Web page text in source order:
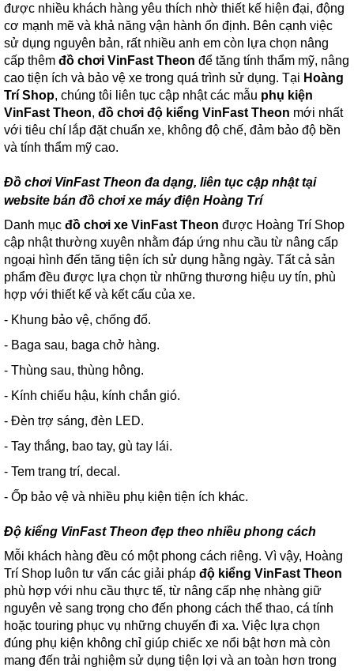
được nhiều khách hàng yêu thích nhờ thiết kế hiện đại, động
cơ mạnh mẽ và khả năng vận hành ổn định. Bên cạnh việc
sử dụng nguyên bản, rất nhiều anh em còn lựa chọn nâng
cấp thêm đồ chơi VinFast Theon để tăng tính thẩm mỹ, nâng
cao tiện ích và bảo vệ xe trong quá trình sử dụng. Tại Hoàng
Trí Shop, chúng tôi liên tục cập nhật các mẫu phụ kiện
VinFast Theon, đồ chơi độ kiểng VinFast Theon mới nhất
với tiêu chí lắp đặt chuẩn xe, không độ chế, đảm bảo độ bền
và tính thẩm mỹ cao.
Đồ chơi VinFast Theon đa dạng, liên tục cập nhật tại
website bán đồ chơi xe máy điện Hoàng Trí
Danh mục đồ chơi xe VinFast Theon được Hoàng Trí Shop
cập nhật thường xuyên nhằm đáp ứng nhu cầu từ nâng cấp
ngoại hình đến tăng tiện ích sử dụng hằng ngày. Tất cả sản
phẩm đều được lựa chọn từ những thương hiệu uy tín, phù
hợp với thiết kế và kết cấu của xe.
- Khung bảo vệ, chống đổ.
- Baga sau, baga chở hàng.
- Thùng sau, thùng hông.
- Kính chiếu hậu, kính chắn gió.
- Đèn trợ sáng, đèn LED.
- Tay thắng, bao tay, gù tay lái.
- Tem trang trí, decal.
- Ốp bảo vệ và nhiều phụ kiện tiện ích khác.
Độ kiểng VinFast Theon đẹp theo nhiều phong cách
Mỗi khách hàng đều có một phong cách riêng. Vì vậy, Hoàng
Trí Shop luôn tư vấn các giải pháp độ kiểng VinFast Theon
phù hợp với nhu cầu thực tế, từ nâng cấp nhẹ nhàng giữ
nguyên vẻ sang trọng cho đến phong cách thể thao, cá tính
hoặc touring phục vụ những chuyến đi xa. Việc lựa chọn
đúng phụ kiện không chỉ giúp chiếc xe nổi bật hơn mà còn
mang đến trải nghiệm sử dụng tiện lợi và an toàn hơn trong